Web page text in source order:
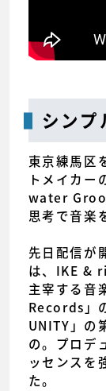
シンプ
東京練馬区
トメイカ
water
思考で音楽
先日配信が
は、IKE &
主宰する音
Records」
UNITY」の
の。プロデ
ッセンスを
た。